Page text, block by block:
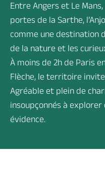
Vous êtes ici :
Tout l'Anjou>Anjou
Entre Angers et Le
portes de la Sarthe,
comme une destination
de la nature et les
À moins de 2h de Paris
Flèche, le territoire
Agréable et plein de
insoupçonnés à
évidence.